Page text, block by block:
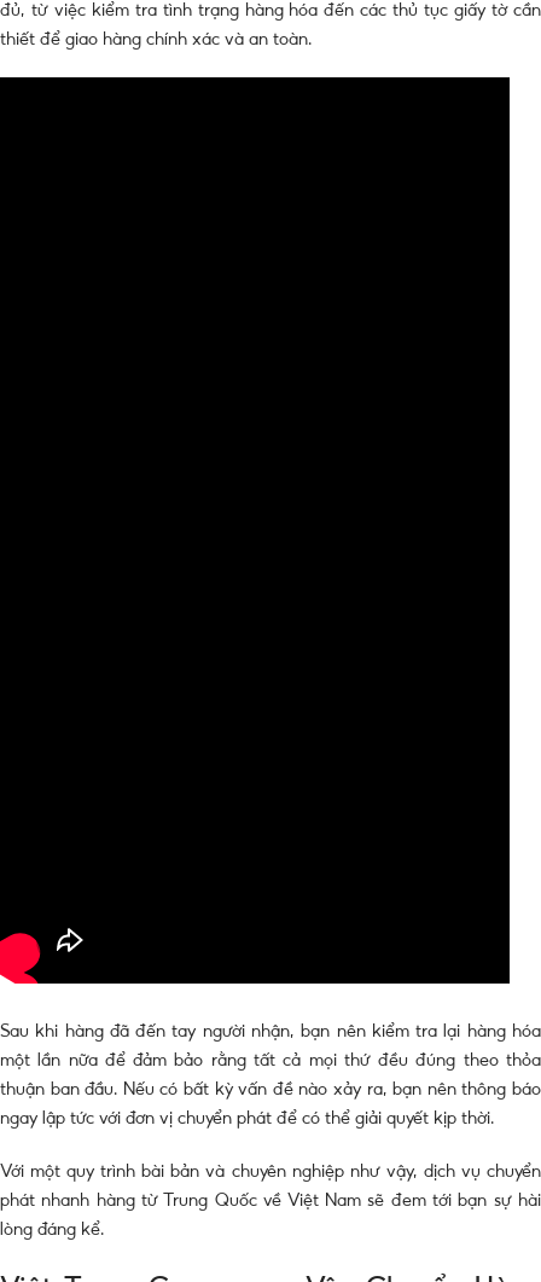
đủ, từ việc kiểm tra tình trạng hàng hóa đến các thủ tục giấy tờ cần
thiết để giao hàng chính xác và an toàn.
Sau khi hàng đã đến tay người nhận, bạn nên kiểm tra lại hàng hóa
một lần nữa để đảm bảo rằng tất cả mọi thứ đều đúng theo thỏa
thuận ban đầu. Nếu có bất kỳ vấn đề nào xảy ra, bạn nên thông báo
ngay lập tức với đơn vị chuyển phát để có thể giải quyết kịp thời.
Với một quy trình bài bản và chuyên nghiệp như vậy, dịch vụ chuyển
phát nhanh hàng từ Trung Quốc về Việt Nam sẽ đem tới bạn sự hài
lòng đáng kể.